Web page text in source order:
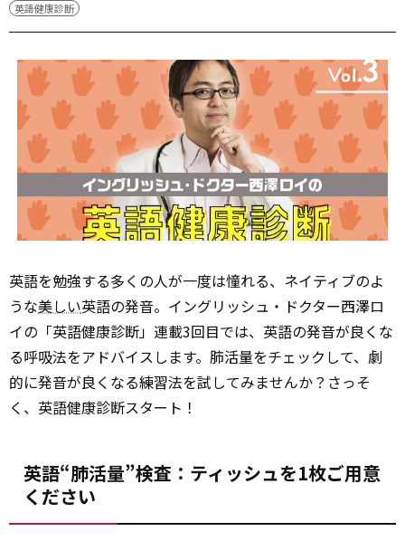
英語健康診断
英語を勉強する多くの人が一度は憧れる、ネイティブのよ
うな美しい英語の発音。イングリッシュ・ドクター西澤ロ
イの「英語健康診断」連載3回目では、英語の発音が良くな
る呼吸法をアドバイスします。肺活量をチェックして、劇
的に発音が良くなる練習法を試してみませんか？さっそ
く、英語健康診断スタート！
英語“肺活量”検査：ティッシュを1枚ご用意
ください